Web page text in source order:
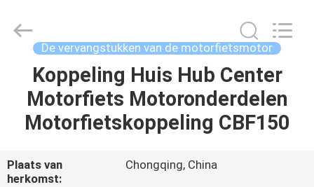
THUIS
PRODUCTEN
VIDEO'S
Spare
Parts
De vervangstukken van de motorfietsmotor
Koppeling Huis Hub Center
Motorfiets Motoronderdelen
Motorfietskoppeling CBF150
Plaats van
herkomst:
Chongqing, China